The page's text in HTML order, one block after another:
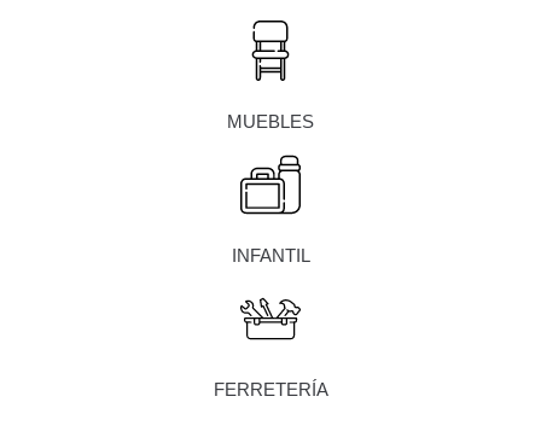
MUEBLES
INFANTIL
FERRETERÍA